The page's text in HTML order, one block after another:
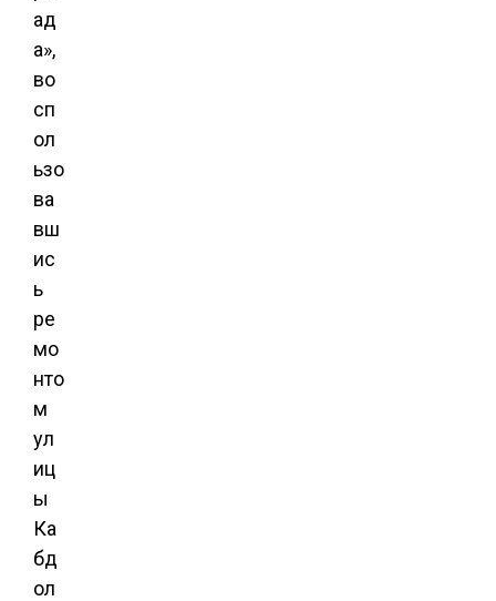
ад
а»,
во
сп
ол
ьзо
ва
вш
ис
ь
ре
мо
нто
м
ул
иц
ы
Ка
бд
ол